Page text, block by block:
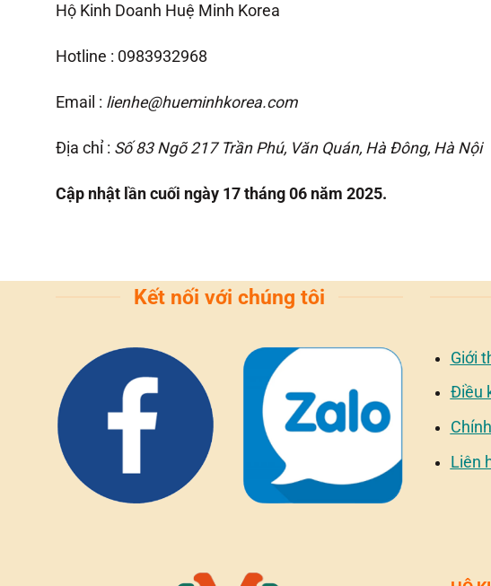
Hộ Kinh Doanh Huệ Minh Korea
Hotline : 0983932968
Email : lienhe@hueminhkorea.com
Địa chỉ : Số 83 Ngõ 217 Trần Phú, Văn Quán, Hà Đông, Hà Nội
Cập nhật lần cuối ngày 17 tháng 06 năm 2025.
Kết nối với chúng tôi
Giới
Điều
Liên